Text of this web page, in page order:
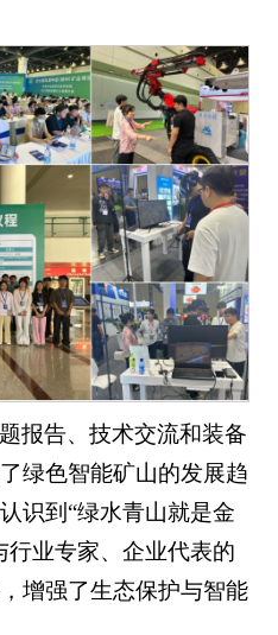
报告、技术交流和装备
绿色智能矿山的发展趋
识到“绿水青山就是金
行业专家、企业代表的
增强了生态保护与智能